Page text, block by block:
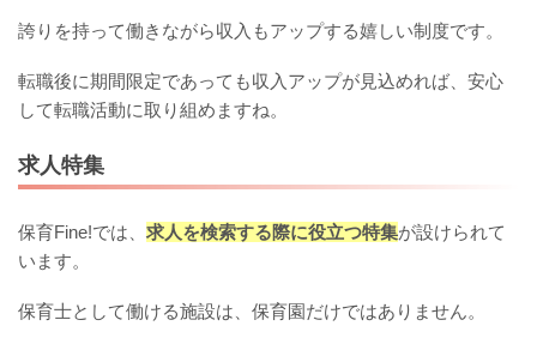
誇りを持って働きながら収入もアップする嬉しい制度です。
転職後に期間限定であっても収入アップが見込めれば、安心
して転職活動に取り組めますね。
求人特集
保育Fine!では、 求人を検索する際に役立つ特集が設けられて
います。
保育士として働ける施設は、保育園だけではありません。